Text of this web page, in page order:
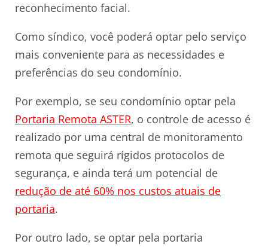
reconhecimento facial.
Como síndico, você poderá optar pelo serviço
mais conveniente para as necessidades e
preferências do seu condomínio.
Por exemplo, se seu condomínio optar pela
Portaria Remota ASTER, o controle de acesso é
realizado por uma central de monitoramento
remota que seguirá rígidos protocolos de
segurança, e ainda terá um potencial de
redução de até 60% nos custos atuais de
portaria.
Por outro lado, se optar pela portaria